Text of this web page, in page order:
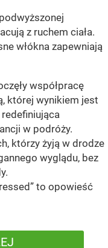
z ruchem ciała.
włókna zapewniają
współpracę
której wynikiem jest
w podróży.
którzy żyją w drodze
wyglądu, bez
to opowieść